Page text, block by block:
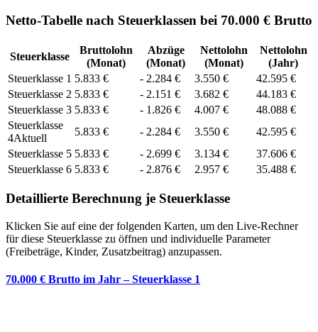
Netto-Tabelle nach Steuerklassen bei 70.000 € Brutto
Steuerklasse
Bruttolohn
(Monat)
Abzüge
(Monat)
Nettolohn
(Monat)
Nettolohn
(Jahr)
Steuerklasse 1 5.833 € - 2.284 € 3.550 € 42.595 €
Steuerklasse 2 5.833 € - 2.151 € 3.682 € 44.183 €
Steuerklasse 3 5.833 € - 1.826 € 4.007 € 48.088 €
Steuerklasse
4Aktuell
5.833 € - 2.284 € 3.550 € 42.595 €
Steuerklasse 5 5.833 € - 2.699 € 3.134 € 37.606 €
Steuerklasse 6 5.833 € - 2.876 € 2.957 € 35.488 €
Detaillierte Berechnung je Steuerklasse
Klicken Sie auf eine der folgenden Karten, um den Live-Rechner
für diese Steuerklasse zu öffnen und individuelle Parameter
(Freibeträge, Kinder, Zusatzbeitrag) anzupassen.
70.000 € Brutto im Jahr – Steuerklasse 1